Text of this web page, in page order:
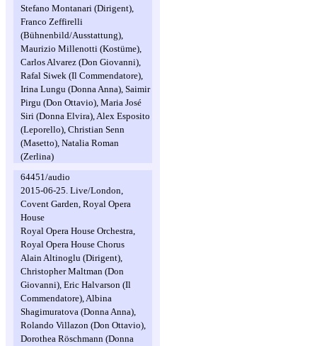
Stefano Montanari (Dirigent),
Franco Zeffirelli
(Bühnenbild/Ausstattung),
Maurizio Millenotti (Kostüme),
Carlos Alvarez (Don Giovanni),
Rafal Siwek (Il Commendatore),
Irina Lungu (Donna Anna), Saimir
Pirgu (Don Ottavio), Maria José
Siri (Donna Elvira), Alex Esposito
(Leporello), Christian Senn
(Masetto), Natalia Roman
(Zerlina)
64451/audio
2015-06-25. Live/London,
Covent Garden, Royal Opera
House
Royal Opera House Orchestra,
Royal Opera House Chorus
Alain Altinoglu (Dirigent),
Christopher Maltman (Don
Giovanni), Eric Halvarson (Il
Commendatore), Albina
Shagimuratova (Donna Anna),
Rolando Villazon (Don Ottavio),
Dorothea Röschmann (Donna